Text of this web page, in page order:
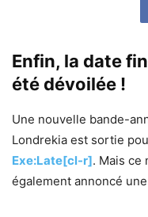
Enfin, la date
été dévoilée !
Une nouvelle bande-
Londrekia est sortie
Exe:Late[cl-r]. Mais ce
également annoncé